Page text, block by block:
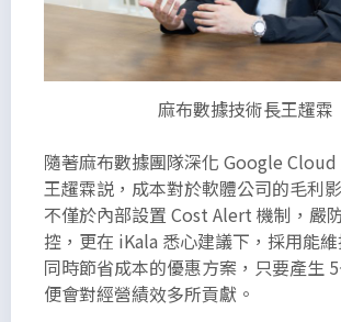
麻布數據技術長王趯霖
隨著麻布數據團隊深化 Google Cloud
王趯霖説，成本對於軟體公司的毛利
不僅於內部設置 Cost Alert 機制，嚴
控，更在 iKala 悉心建議下，採用能維
同時節省成本的優惠方案，只要產生
便會對經營績效多所貢獻。